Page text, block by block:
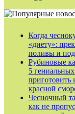
Когда
«диету»:
поливы и
Рубиновые
5
приготовить
красной
Чесночный
как не